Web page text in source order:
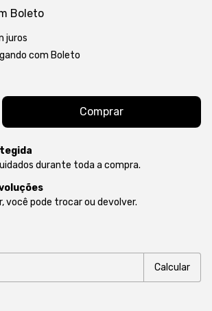
Boleto
juros
com Boleto
durante toda a compra.
você pode trocar ou devolver.
Calcular